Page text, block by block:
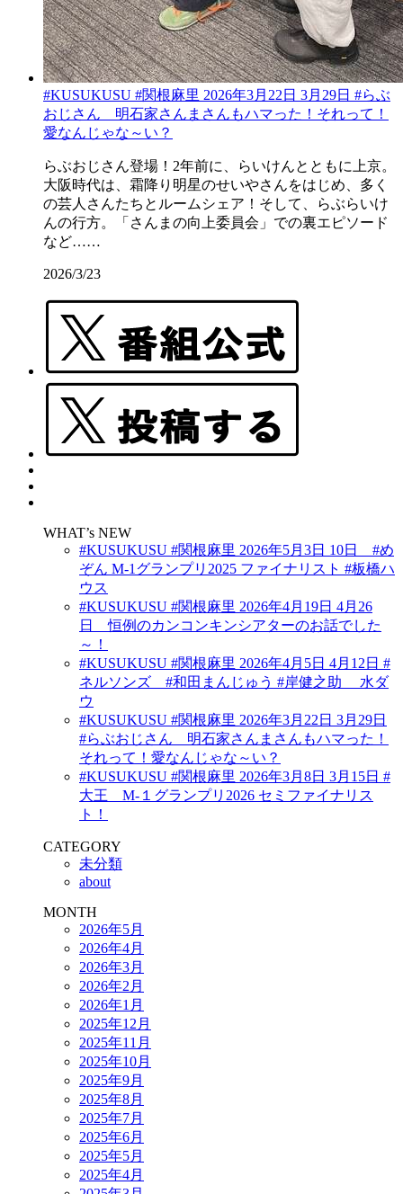
#KUSUKUSU #関根麻里 2026年3月22日 3月29日 #らぶ
おじさん 明石家さんまさんもハマった！それって！
愛なんじゃな～い？
らぶおじさん登場！2年前に、らいけんとともに上京。
大阪時代は、霜降り明星のせいやさんをはじめ、多く
の芸人さんたちとルームシェア！そして、らぶらいけ
んの行方。「さんまの向上委員会」での裏エピソード
など……
2026/3/23
WHAT’s NEW
#KUSUKUSU #関根麻里 2026年5月3日 10日 #め
ぞん M-1グランプリ2025 ファイナリスト #板橋ハ
ウス
#KUSUKUSU #関根麻里 2026年4月19日 4月26
日 恒例のカンコンキンシアターのお話でした
～！
#KUSUKUSU #関根麻里 2026年4月5日 4月12日 #
ネルソンズ #和田まんじゅう #岸健之助 水ダ
ウ
#KUSUKUSU #関根麻里 2026年3月22日 3月29日
#らぶおじさん 明石家さんまさんもハマった！
それって！愛なんじゃな～い？
#KUSUKUSU #関根麻里 2026年3月8日 3月15日 #
大王 M-１グランプリ2026 セミファイナリス
ト！
CATEGORY
未分類
about
MONTH
2026年5月
2026年4月
2026年3月
2026年2月
2026年1月
2025年12月
2025年11月
2025年10月
2025年9月
2025年8月
2025年7月
2025年6月
2025年5月
2025年4月